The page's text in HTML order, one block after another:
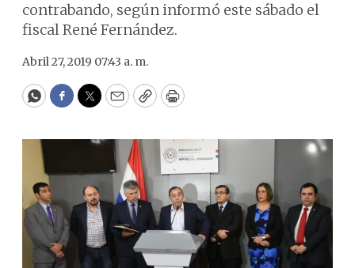
contrabando, según informó este sábado el
fiscal René Fernández.
Abril 27, 2019 07:43 a. m.
WhatsApp
Facebook
Twitter
EmailCopyPrint